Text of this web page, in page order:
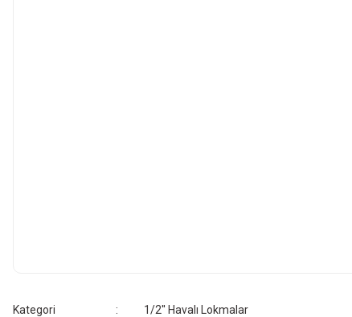
Kategori
1/2'' Havalı Lokmalar